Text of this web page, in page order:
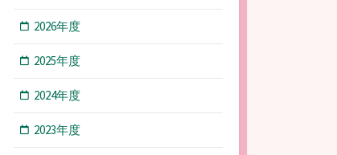
2026年度
2025年度
2024年度
2023年度